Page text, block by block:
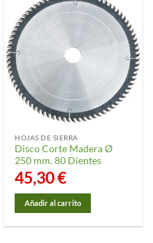
HOJAS DE SIERRA
Disco Corte Madera Ø
250 mm. 80 Dientes
45,30€
Añadir al carrito